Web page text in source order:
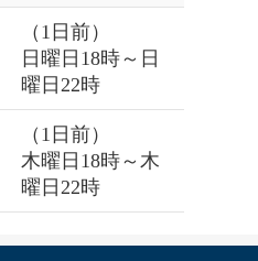
（1日前）
日曜日18時～日
曜日22時
（1日前）
木曜日18時～木
曜日22時